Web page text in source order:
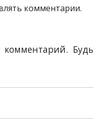
комментарии.
Будь